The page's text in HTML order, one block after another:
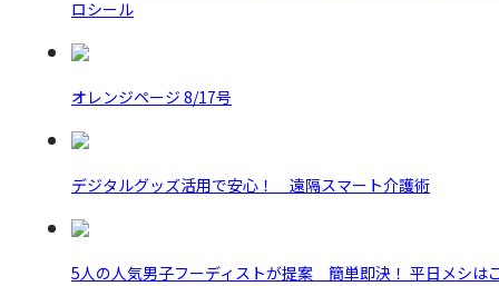
ロシール
オレンジページ 8/17号
デジタルグッズ活用で安心！ 遠隔スマート介護術
5人の人気男子フーディストが提案 簡単即決！ 平日メシは